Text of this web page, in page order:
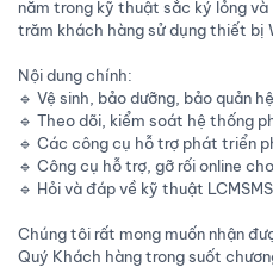
năm trong kỹ thuật sắc ký lỏng
trăm khách hàng sử dụng thiết bị
Nội dung chính:
🔹 Vệ sinh, bảo dưỡng, bảo quản
🔹 Theo dõi, kiểm soát hệ thống
🔹 Các công cụ hỗ trợ phát triển
🔹 Công cụ hỗ trợ, gỡ rối online
🔹 Hỏi và đáp về kỹ thuật LCMSMS
Chúng tôi rất mong muốn nhận
Quý Khách hàng trong suốt